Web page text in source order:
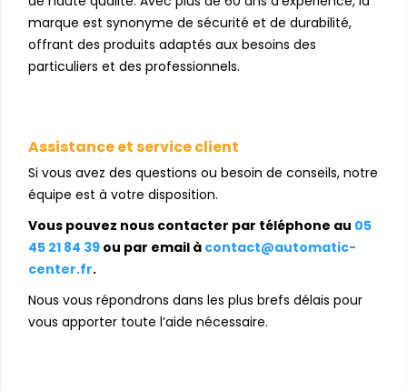
marque est synonyme de sécurité et de durabilité,
offrant des produits adaptés aux besoins des
particuliers et des professionnels.
Assistance et service client
Si vous avez des questions ou besoin de conseils, notre
équipe est à votre disposition.
Vous pouvez nous contacter par téléphone au 05
45 21 84 39 ou par email à contact@automatic-
center.fr.
Nous vous répondrons dans les plus brefs délais pour
vous apporter toute l’aide nécessaire.